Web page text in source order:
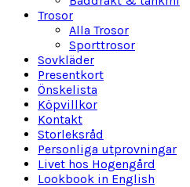
Trosor
Alla Trosor
Sporttrosor
Sovkläder
Presentkort
Önskelista
Köpvillkor
Kontakt
Storleksråd
Personliga utprovningar
Livet hos Hogengård
Lookbook in English